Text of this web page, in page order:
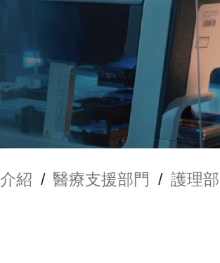
紹 / 醫療支援部門 / 護理部